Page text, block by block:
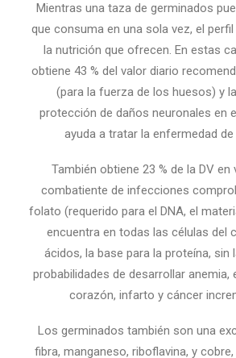
Mientras una taza de germinados
que consuma en una sola vez, el
la nutrición que ofrecen. En estas
obtiene 43 % del valor diario
(para la fuerza de los huesos) y
protección de daños neuronales en
ayuda a tratar la enfermedad
También obtiene 23 % de la DV en
combatiente de infecciones
folato (requerido para el DNA, el
encuentra en todas las células del
ácidos, la base para la proteína, sin
probabilidades de desarrollar anemia,
corazón, infarto y cáncer
Los germinados también son una
fibra, manganeso, riboflavina, y